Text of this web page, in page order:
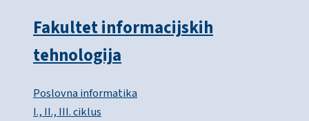
Fakultet informacijskih
tehnologija
Poslovna informatika
I., II., III. ciklus